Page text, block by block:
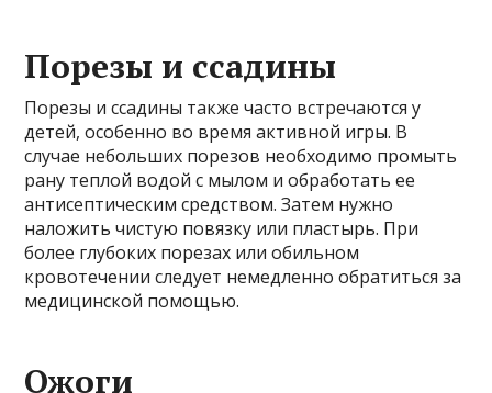
Порезы и ссадины
Порезы и ссадины также часто встречаются у
детей, особенно во время активной игры. В
случае небольших порезов необходимо промыть
рану теплой водой с мылом и обработать ее
антисептическим средством. Затем нужно
наложить чистую повязку или пластырь. При
более глубоких порезах или обильном
кровотечении следует немедленно обратиться за
медицинской помощью.
Ожоги